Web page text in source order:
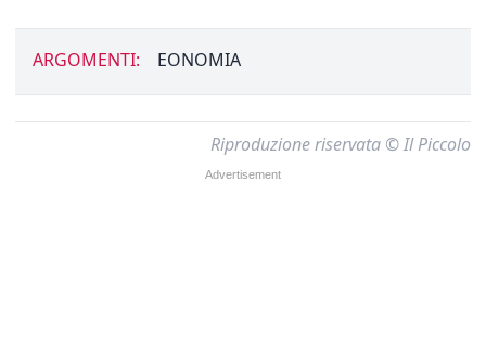
ARGOMENTI: EONOMIA
Riproduzione riservata © Il Piccolo